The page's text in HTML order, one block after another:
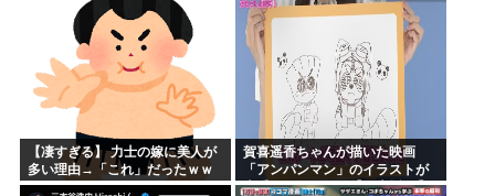
【凄すぎる】 力士の嫁に美人が
多い理由→「これ」だったｗｗ
ｗｗｗｗｗ
賀喜遥香ちゃんが描いた映画
「アンパンマン」のイラストが
上手すぎる！！！【乃木坂46】